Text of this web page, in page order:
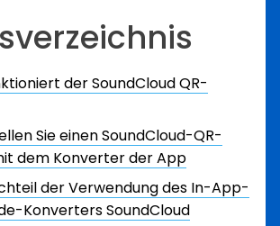
der SoundCloud QR-
Sie einen SoundCloud-QR-
dem Konverter der App
der Verwendung des In-App-
Konverters SoundCloud